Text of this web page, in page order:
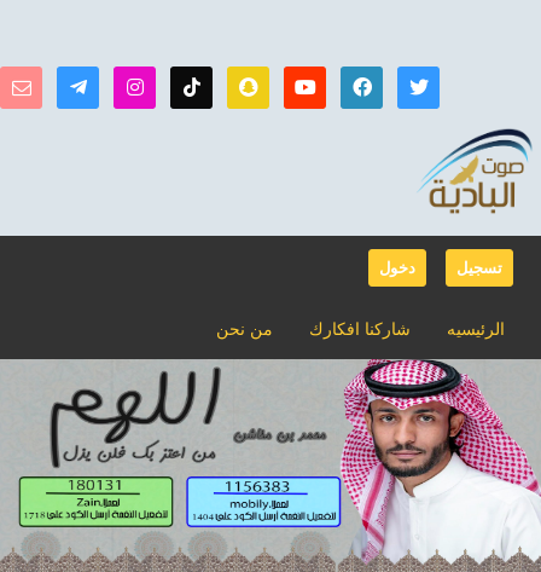
دخول تسجيل
من نحن شاركنا افكارك الرئيسيه